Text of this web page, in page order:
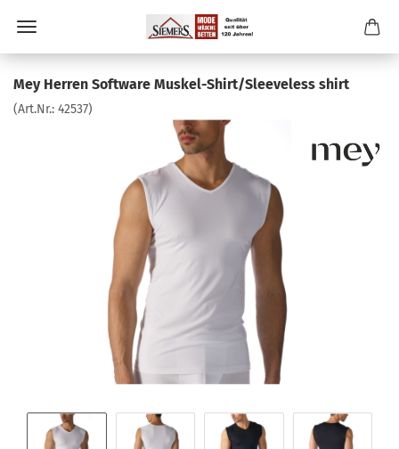
Mey Herren Software Muskel-Shirt/Sleeveless shirt
(Art.Nr.: 42537)